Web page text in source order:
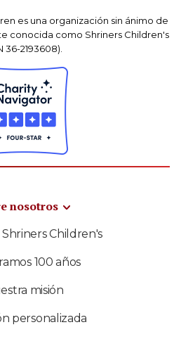
es una organización sin ánimo de
conocida como Shriners Children's
36-2193608).
nosotros
Children's
100 años
misión
personalizada